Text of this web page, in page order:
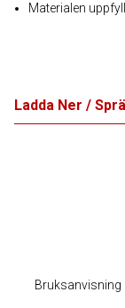
Materialen
Ladda Ner /
Bruksanvisning